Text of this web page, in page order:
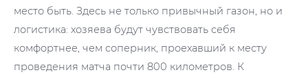
место быть. Здесь не только привычный газон, но и
логистика: хозяева будут чувствовать себя
комфортнее, чем соперник, проехавший к месту
проведения матча почти 800 километров. К